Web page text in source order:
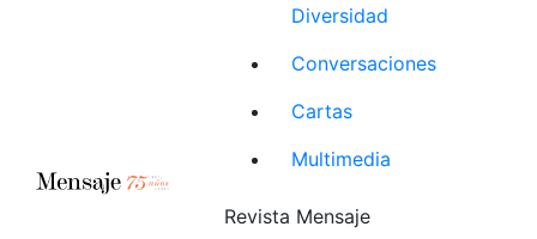
Diversidad
Conversaciones
Cartas
Multimedia
Revista Mensaje